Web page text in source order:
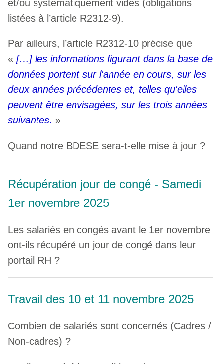
et/ou systématiquement vides (obligations
listées à l’article R2312-9).
Par ailleurs, l’article R2312-10 précise que
« […] les informations figurant dans la base de
données portent sur l'année en cours, sur les
deux années précédentes et, telles qu'elles
peuvent être envisagées, sur les trois années
suivantes. »
Quand notre BDESE sera-t-elle mise à jour ?
Récupération jour de congé - Samedi
1er novembre 2025
Les salariés en congés avant le 1er novembre
ont-ils récupéré un jour de congé dans leur
portail RH ?
Travail des 10 et 11 novembre 2025
Combien de salariés sont concernés (Cadres /
Non-cadres) ?